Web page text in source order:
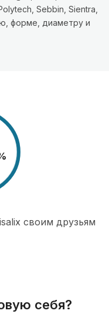
Sebbin, Sientra,
форме, диаметру и
cвоим друзьям
себя?